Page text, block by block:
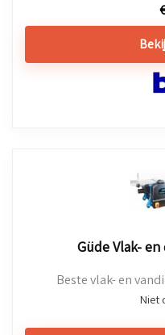
Güde Vlak-
Beste vlak- en
Niet